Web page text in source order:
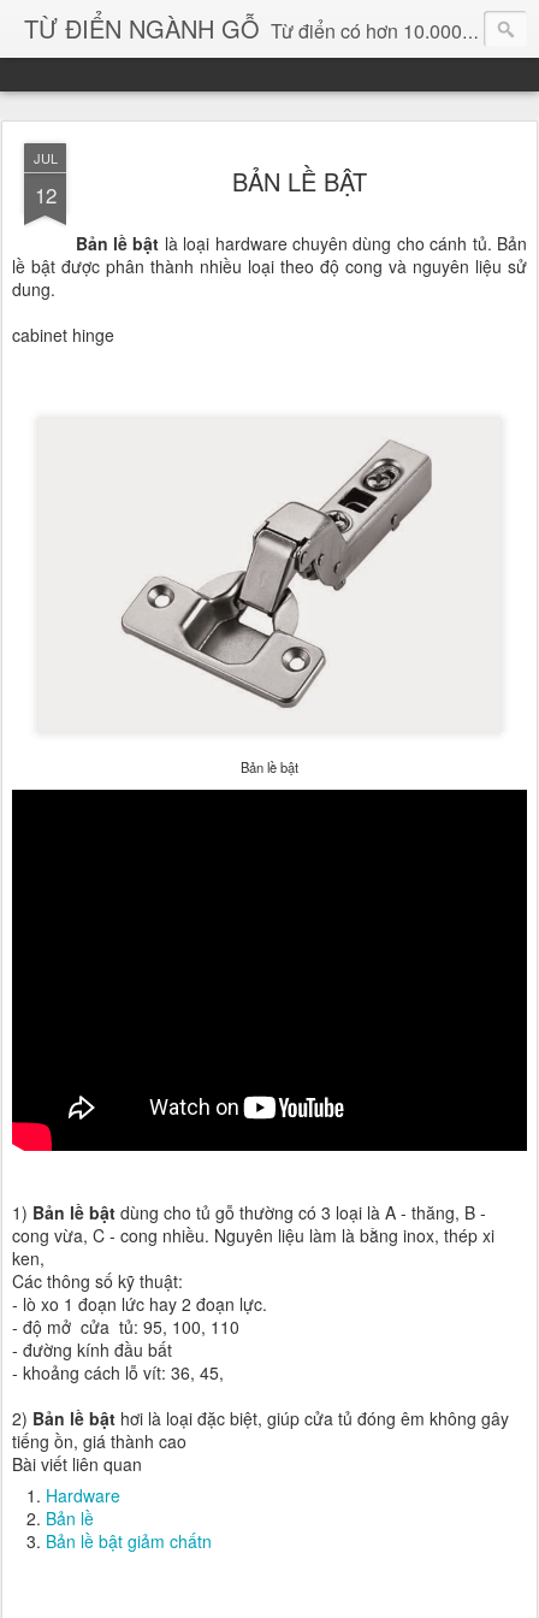
TỪ ĐIỂN NGÀNH GỖ Từ điển có hơn 10.000 từ chuyên ngành gỗ và hình ảnh, video, phần mềm chuyên ngành gỗ. chuyên dùng tìm kiếm, thông tin, vật liệu mới, sản phẩm, ý tưởng, thiết kế, sản xuất, thương mại ngành gỗ...
JUL
12 BẢN LỀ BẬT
Bản lề bật là loại hardware chuyên dùng cho cánh tủ. Bản
lề bật được phân thành nhiều loại theo độ cong và nguyên liệu sử
dung.
cabinet hinge
Bản lề bật
1) Bản lề bật dùng cho tủ gỗ thường có 3 loại là A - thăng, B -
cong vừa, C - cong nhiều. Nguyên liệu làm là bằng inox, thép xi
ken,
Các thông số kỹ thuật:
- lò xo 1 đoạn lức hay 2 đoạn lực.
- độ mở cửa tủ: 95, 100, 110
- đường kính đầu bất
- khoảng cách lỗ vít: 36, 45,
2) Bản lề bật hơi là loại đặc biệt, giúp cửa tủ đóng êm không gây
tiếng ồn, giá thành cao
Bài viết liên quan
Hardware
Bản lề
Bản lề bật giảm chấtn